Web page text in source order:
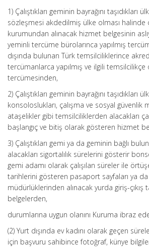
1) Çalıştıkları geminin bayrağını taşıdıkları
sözleşmesi akdedilmiş ülke olması halinde
kurumundan alınacak hizmet belgesinin
yeminli tercüme bürolarınca yapılmış
dışında bulunan Türk temsilciliklerince
tercümanlarca yapılmış ve ilgili temsilcilikçe
tercümesinden,
2) Çalıştıkları geminin bayrağını taşıdıkları
konsoloslukları, çalışma ve sosyal güvenlik
ataşelikler gibi temsilciliklerden alacakları
başlangıç ve bitiş olarak gösteren hizmet
3) Çalıştıkları gemi ya da geminin bağlı
alacakları sigortalılık sürelerini gösterir
gemi adamı olarak çalışılan süreler ile
tarihlerini gösteren pasaport sayfaları ya
müdürlüklerinden alınacak yurda giriş-çıkış
belgelerden,
durumlarına uygun olanını Kuruma ibraz
(2) Yurt dışında ev kadını olarak geçen
için başvuru sahibince fotoğraf, künye